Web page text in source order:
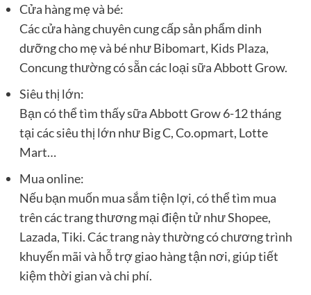
Cửa hàng mẹ và bé:
Các cửa hàng chuyên cung cấp sản phẩm dinh
dưỡng cho mẹ và bé như Bibomart, Kids Plaza,
Concung thường có sẵn các loại sữa Abbott Grow.
Siêu thị lớn:
Bạn có thể tìm thấy sữa Abbott Grow 6-12 tháng
tại các siêu thị lớn như Big C, Co.opmart, Lotte
Mart…
Mua online:
Nếu bạn muốn mua sắm tiện lợi, có thể tìm mua
trên các trang thương mại điện tử như Shopee,
Lazada, Tiki. Các trang này thường có chương trình
khuyến mãi và hỗ trợ giao hàng tận nơi, giúp tiết
kiệm thời gian và chi phí.